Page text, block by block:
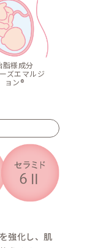
然のバ
用し、
を配合
ある
があり
肌がむ